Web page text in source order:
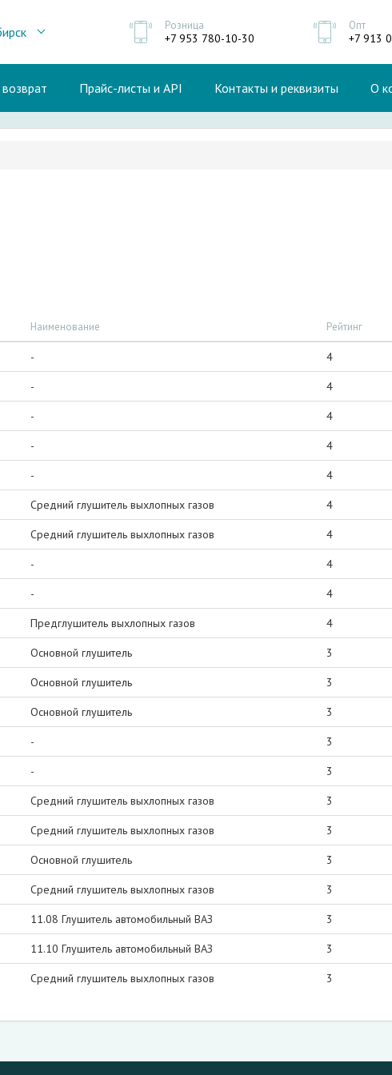
Розница
+7 953 780-10-30
Опт
+7 913
возврат Прайс-листы и API Контакты и реквизиты О
Наименование Рейтинг
- 4
- 4
- 4
- 4
- 4
Средний глушитель выхлопных газов 4
Средний глушитель выхлопных газов 4
- 4
- 4
Предглушитель выхлопных газов 4
Основной глушитель 3
Основной глушитель 3
Основной глушитель 3
- 3
- 3
Средний глушитель выхлопных газов 3
Средний глушитель выхлопных газов 3
Основной глушитель 3
Средний глушитель выхлопных газов 3
11.08 Глушитель автомобильный ВАЗ 3
11.10 Глушитель автомобильный ВАЗ 3
Средний глушитель выхлопных газов 3